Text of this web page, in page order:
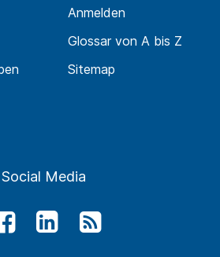
Anmelden
Glossar von A bis Z
Sitemap
Social Media